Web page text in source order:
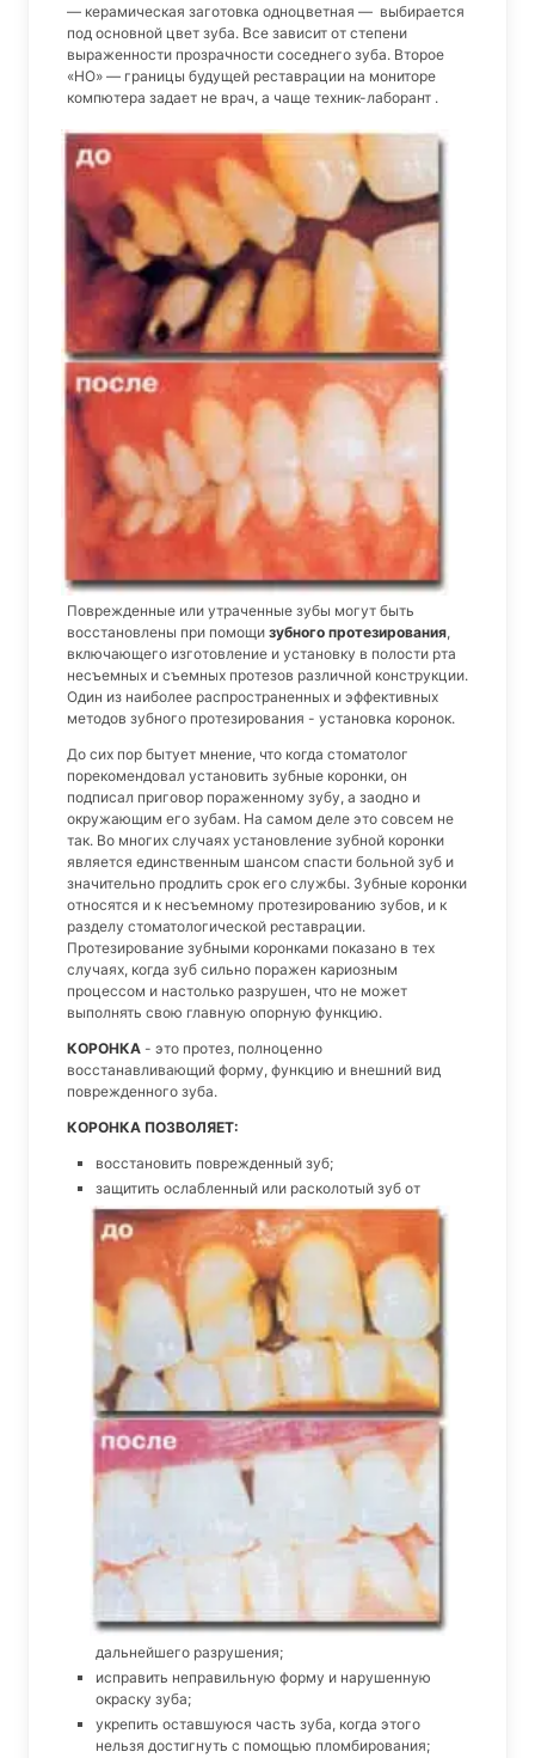
— керамическая заготовка одноцветная — выбирается
под основной цвет зуба. Все зависит от степени
выраженности прозрачности соседнего зуба. Второе
«НО» — границы будущей реставрации на мониторе
компютера задает не врач, а чаще техник-лаборант .
Поврежденные или утраченные зубы могут быть
восстановлены при помощи зубного протезирования,
включающего изготовление и установку в полости рта
несъемных и съемных протезов различной конструкции.
Один из наиболее распространенных и эффективных
методов зубного протезирования - установка коронок.
До сих пор бытует мнение, что когда стоматолог
порекомендовал установить зубные коронки, он
подписал приговор пораженному зубу, а заодно и
окружающим его зубам. На самом деле это совсем не
так. Во многих случаях установление зубной коронки
является единственным шансом спасти больной зуб и
значительно продлить срок его службы. Зубные коронки
относятся и к несъемному протезированию зубов, и к
разделу стоматологической реставрации.
Протезирование зубными коронками показано в тех
случаях, когда зуб сильно поражен кариозным
процессом и настолько разрушен, что не может
выполнять свою главную опорную функцию.
КОРОНКА - это протез, полноценно
восстанавливающий форму, функцию и внешний вид
поврежденного зуба.
КОРОНКА ПОЗВОЛЯЕТ:
восстановить поврежденный зуб;
защитить ослабленный или расколотый зуб от
дальнейшего разрушения;
исправить неправильную форму и нарушенную
окраску зуба;
укрепить оставшуюся часть зуба, когда этого
нельзя достигнуть с помощью пломбирования;